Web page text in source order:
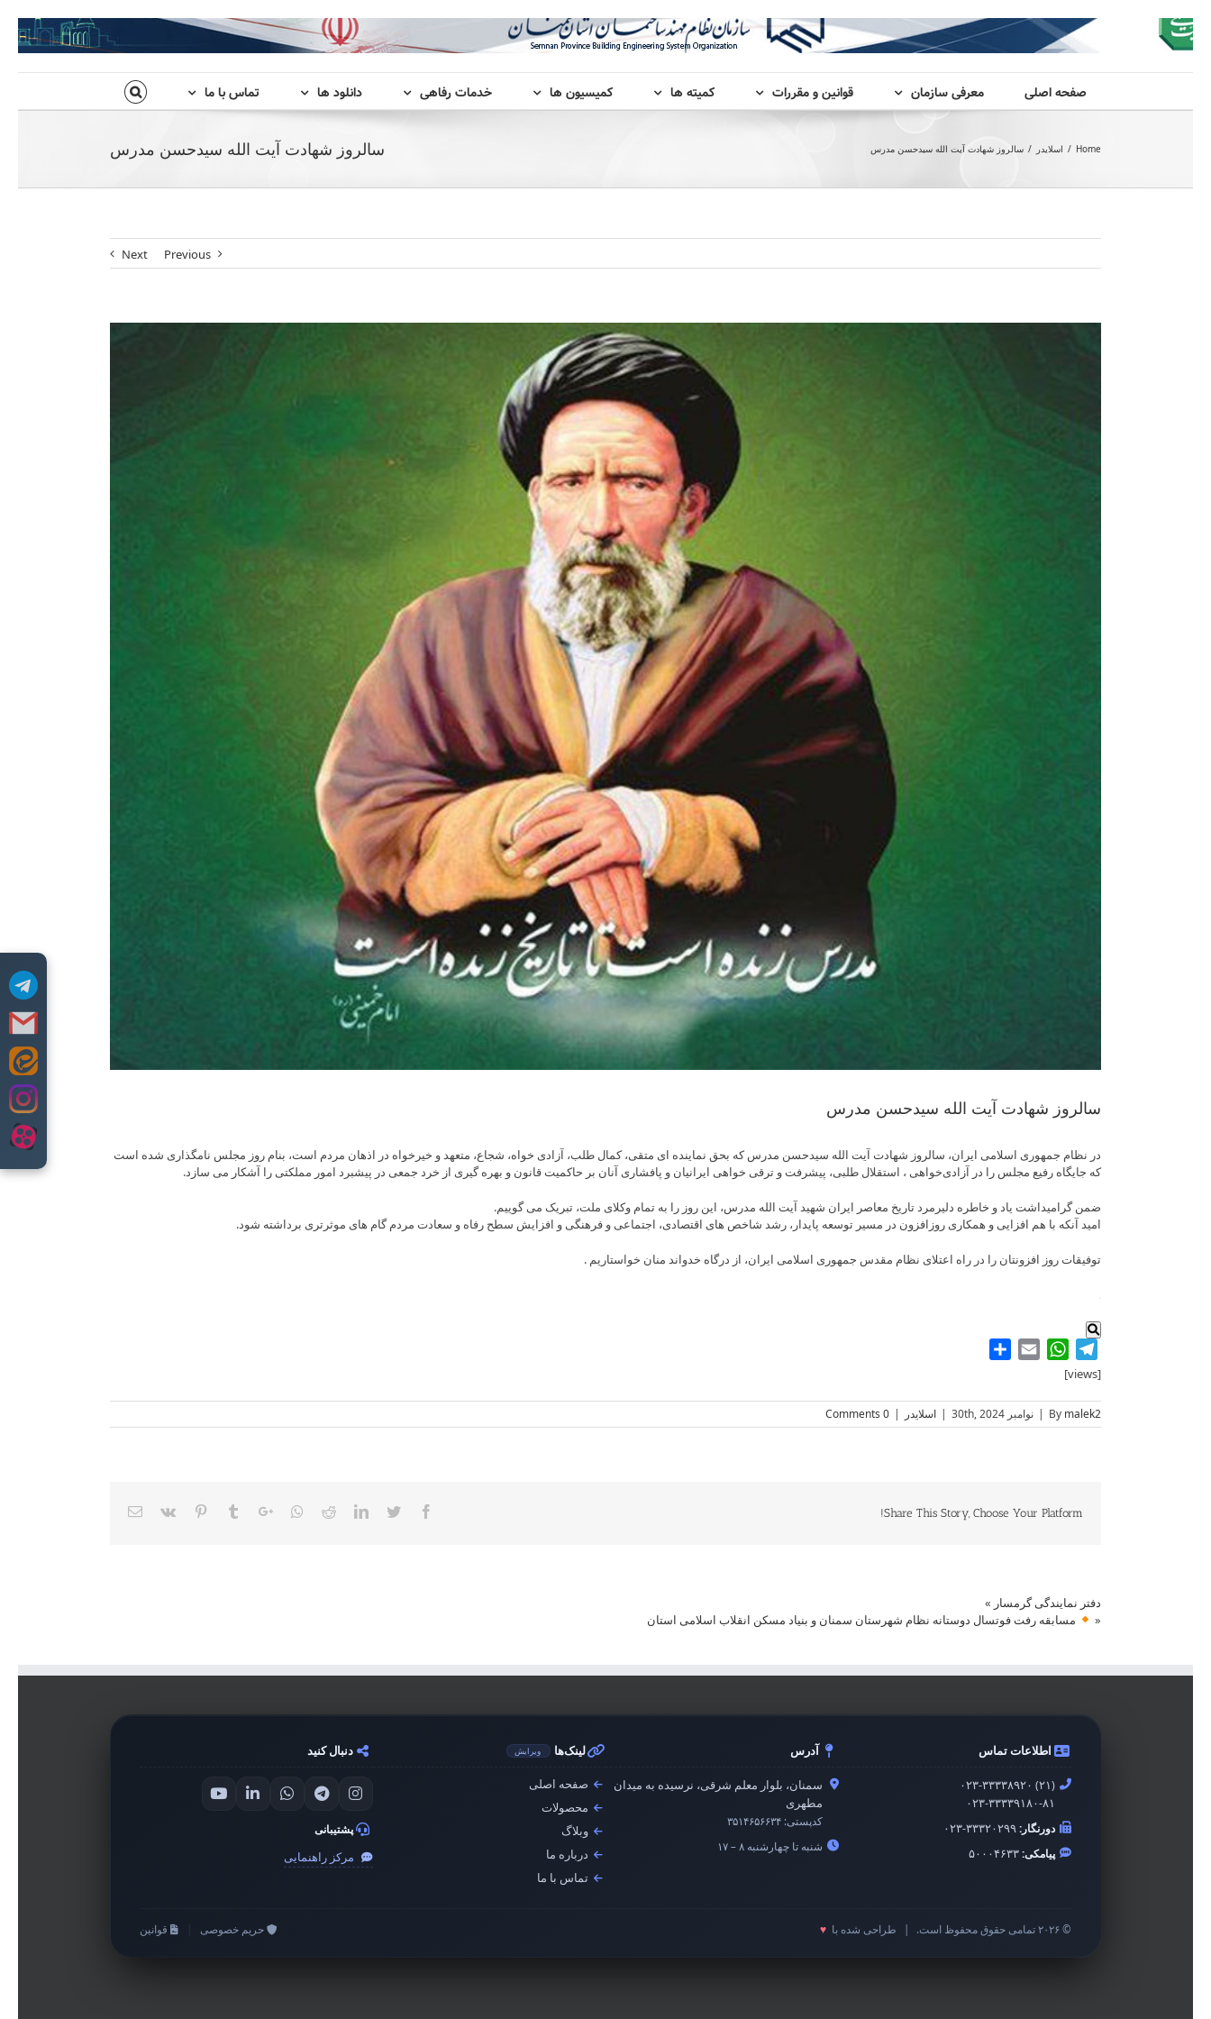
Skip
صفحه اصلی معرفی سازمان قوانین و مقررات کمیته ها کمیسیون ها خدمات رفاهی دانلود ها تماس با ما
سالروز شهادت آیت الله سیدحسن مدرس Home
/ اسلایدر / سالروز شهادت آیت الله سیدحسن مدرس
Previous
Next
سالروز شهادت آیت الله سیدحسن مدرس
در نظام جمهوری اسلامی ایران، سالروز شهادت آیت الله سیدحسن مدرس که بحق نماینده ای متقی، کمال طلب، آزادی خواه، شجاع، متعهد و خیرخواه در اذهان مردم است، بنام روز مجلس نامگذاری شده است
که جایگاه رفیع مجلس را در آزادی‌خواهی ، استقلال طلبی، پیشرفت و ترقی خواهی ایرانیان و پافشاری آنان بر حاکمیت قانون و بهره گیری از خرد جمعی در پیشبرد امور مملکتی را آشکار می سازد.
ضمن گرامیداشت یاد و خاطره دلیرمرد تاریخ معاصر ایران شهید آیت الله مدرس، این روز را به تمام وکلای ملت، تبریک می گوییم.
امید آنکه با هم افزایی و همکاری روزافزون در مسیر توسعه پایدار، رشد شاخص های اقتصادی، اجتماعی و فرهنگی و افزایش سطح رفاه و سعادت مردم گام های موثرتری برداشته شود.
توفیقات روز افزونتان را در راه اعتلای نظام مقدس جمهوری اسلامی ایران، از درگاه خدواند منان خواستاریم .
.
Telegram
WhatsApp
Email
[views]
By malek2
| نوامبر 30th, 2024 | اسلایدر |
0 Comments
Share This Story, Choose Your Platform!
Facebook
Twitter
LinkedIn
Reddit
Whatsapp
Google+
Tumblr
Pinterest
Vk
Email
دفتر نمایندگی گرمسار »
«
مسابقه رفت فوتسال دوستانه نظام شهرستان سمنان و بنیاد مسکن انقلاب اسلامی استان
اطلاعات تماس
۰۲۳-۳۳۳۳۸۹۲۰ (۲۱)
۰۲۳-۳۳۳۳۹۱۸۰-۸۱
دورنگار:۰۲۳-۳۳۳۲۰۲۹۹
پیامکی:۵۰۰۰۴۶۳۳
آدرس
سمنان، بلوار معلم شرقی، نرسیده به میدان
مطهری
کدپستی:۳۵۱۴۶۵۶۶۳۴
شنبه تا چهارشنبه ۸ – ۱۷
لینک‌ها ویرایش
صفحه اصلی
محصولات
وبلاگ
درباره ما
تماس با ما
دنبال کنید
پشتیبانی
مرکز راهنمایی
© ۲۰۲۶ تمامی حقوق محفوظ است. طراحی شده با ♥ حریم خصوصی قوانین